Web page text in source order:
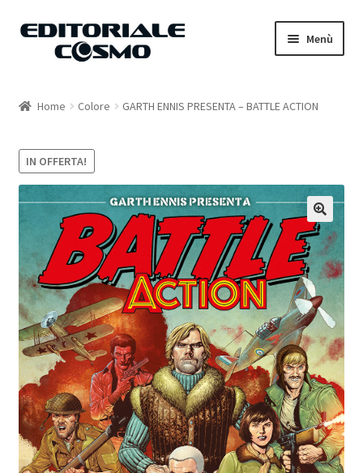
Vai
Vai
Menù
Carrello
Il mio account
Home Colore GARTH ENNIS PRESENTA – BATTLE ACTION
IN OFFERTA!